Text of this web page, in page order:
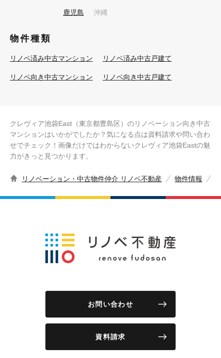
鹿児島 沖縄
物件種類
リノベ済み中古マンション リノベ済み中古戸建て
リノベ向き中古マンション リノベ向き中古戸建て
クレヴィア池袋East（東京都豊島区）のリノベーション向き中古
マンションはいかがでしたか？気になる点は資料請求や問い合わ
せでチェック！画像だけではわからないクレヴィア池袋Eastの魅
力がきっと見つかります。
リノベーション・中古物件仲介 リノベ不動産 物件情報
お問い合わせ
資料請求